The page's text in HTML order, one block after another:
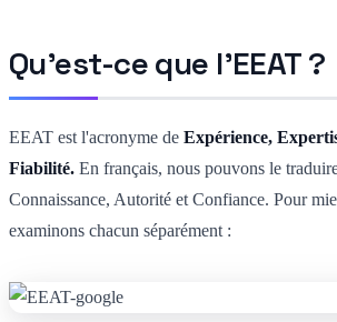
Qu'est-ce que l'EEAT ?
EEAT est l'acronyme de Expérience,
Fiabilité. En français, nous pouvons le
Connaissance, Autorité et Confiance. Pour
examinons chacun séparément :